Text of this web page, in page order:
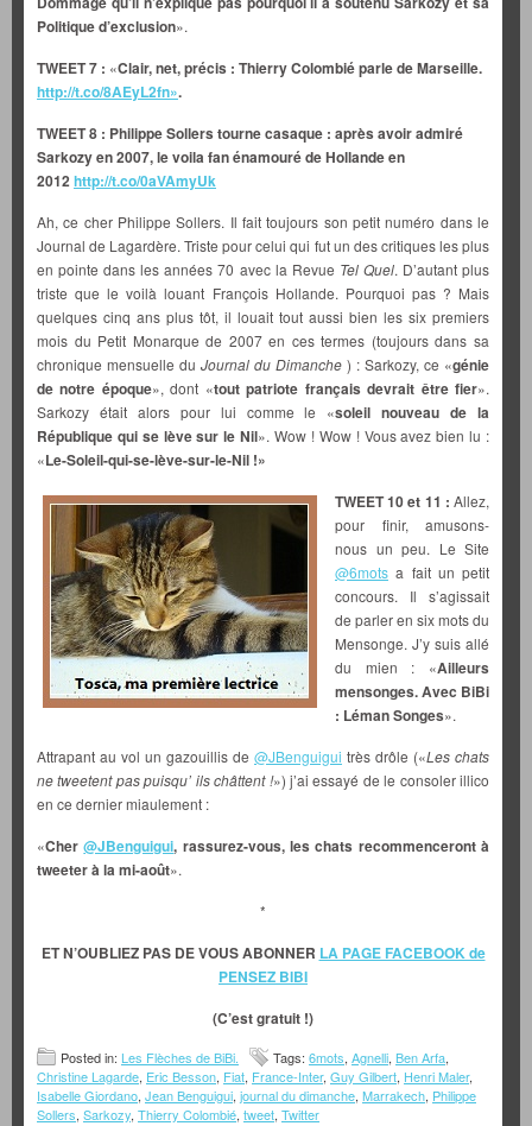
Politique d’exclusion».
TWEET 7 : «Clair, net, précis : Thierry Colombié parle de Marseille.
http://t.co/8AEyL2fn».
TWEET 8 : Philippe Sollers tourne casaque : après avoir admiré
Sarkozy en 2007, le voila fan énamouré de Hollande en
2012http://t.co/0aVAmyUk
Ah, ce cher Philippe Sollers. Il fait toujours son petit numéro dans le
Journal de Lagardère. Triste pour celui qui fut un des critiques les plus
en pointe dans les années 70 avec la Revue Tel Quel. D’autant plus
triste que le voilà louant François Hollande. Pourquoi pas ? Mais
quelques cinq ans plus tôt, il louait tout aussi bien les six premiers
mois du Petit Monarque de 2007 en ces termes (toujours dans sa
chronique mensuelle du Journal du Dimanche ) : Sarkozy, ce «génie
de notre époque», dont «tout patriote français devrait être fier».
Sarkozy était alors pour lui comme le «soleil nouveau de la
République qui se lève sur le Nil». Wow ! Wow ! Vous avez bien lu :
«Le-Soleil-qui-se-lève-sur-le-Nil !»
TWEET 10 et 11 : Allez,
pour finir, amusons-
nous un peu. Le Site
@6mots a fait un petit
concours. Il s’agissait
de parler en six mots du
Mensonge. J’y suis allé
du mien : «Ailleurs
mensonges. Avec BiBi
: Léman Songes».
Attrapant au vol un gazouillis de @JBenguigui très drôle («Les chats
ne tweetent pas puisqu’ ils châttent !») j’ai essayé de le consoler illico
en ce dernier miaulement :
«Cher@JBenguigui, rassurez-vous, les chats recommenceront à
tweeter à la mi-août».
*
ET N’OUBLIEZ PAS DE VOUS ABONNER LA PAGE FACEBOOK de
PENSEZ BIBI
(C’est gratuit !)
Posted in: Les Flèches de BiBi. Tags: 6mots, Agnelli, Ben Arfa,
Christine Lagarde, Eric Besson, Fiat, France-Inter, Guy Gilbert, Henri Maler,
Isabelle Giordano, Jean Benguigui, journal du dimanche, Marrakech, Philippe
Sollers, Sarkozy, Thierry Colombié, tweet, Twitter